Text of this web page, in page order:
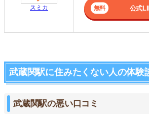
スミカ 公式
武蔵関駅に住みたくない人の体験
武蔵関駅の悪い口コミ